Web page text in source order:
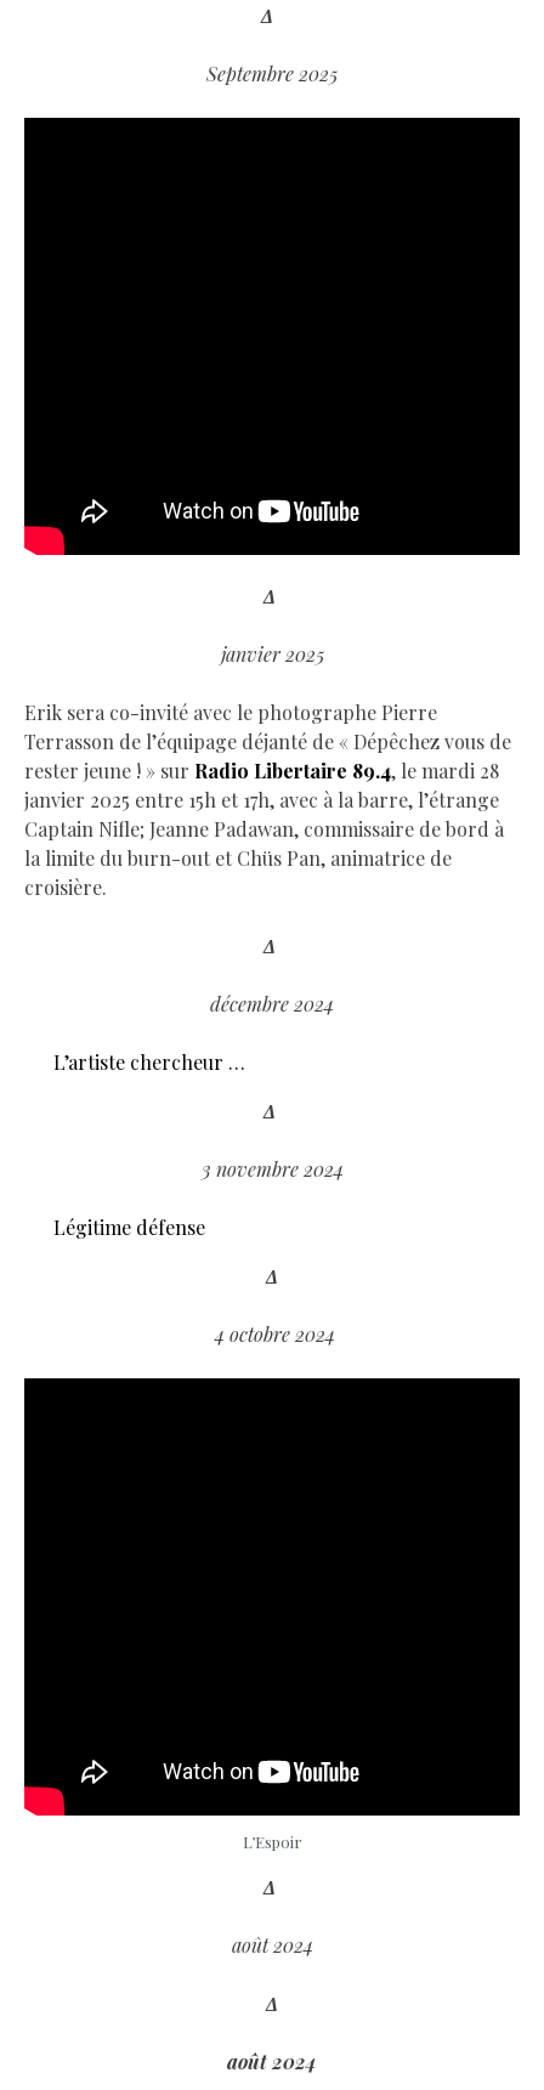
Δ
Septembre 2025
Δ
janvier 2025
Erik sera co-invité avec le photographe Pierre
Terrasson de l’équipage déjanté de « Dépêchez vous de
rester jeune ! » sur Radio Libertaire 89.4, le mardi 28
janvier 2025 entre 15h et 17h, avec à la barre, l’étrange
Captain Nifle; Jeanne Padawan, commissaire de bord à
la limite du burn-out et Chüs Pan, animatrice de
croisière.
Δ
décembre 2024
L’artiste chercheur …
Δ
3 novembre 2024
Légitime défense
Δ
4 octobre 2024
L’Espoir
Δ
août 2024
Δ
août 2024